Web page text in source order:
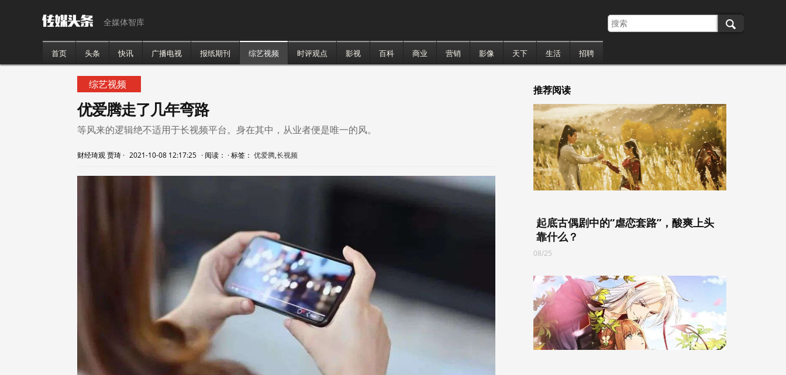
全媒体智库
首页 头条 快讯 广播电视 报纸期刊 综艺视频 时评观点 影视 百科 商业 营销 影像 天下 生活 招聘
综艺视频
优爱腾走了几年弯路
等风来的逻辑绝不适用于长视频平台。身在其中，从业者便是唯一的风。
财经琦观 贾琦 · 2021-10-08 12:17:25 ·阅读： ·标签： 优爱腾,长视频
推荐阅读
起底古偶剧中的“虐恋套路”，酸爽上头
靠什么？
08/25